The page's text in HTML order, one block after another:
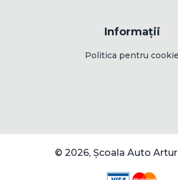
Informații
Politica pentru cookie
© 2026, Școala Auto